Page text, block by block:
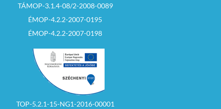
TÁMOP-3.1.4-08/2-2008-0089
ÉMOP-4.2.2-2007-0195
ÉMOP-4.2.2-2007-0198
TOP-5.2.1-15-NG1-2016-00001